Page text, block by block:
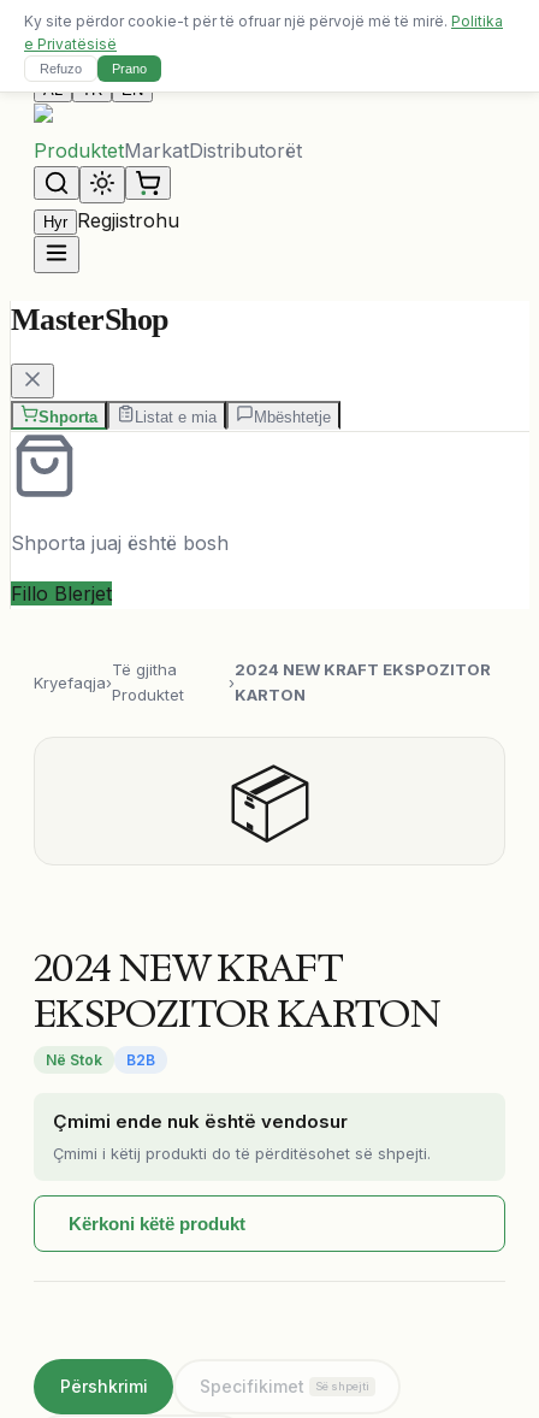
Dërgesa falas për porosi mbi 10,000 ALL
Na Kontaktoni
AL TR EN
ProduktetMarkatDistributorët
Hyr Regjistrohu
MasterShop
Shporta Listat e mia Mbështetje
Shporta juaj është bosh
Fillo Blerjet
Kryefaqja›
Të gjitha
Produktet
›
2024 NEW KRAFT EKSPOZITOR
KARTON
📦
2024 NEW KRAFT
EKSPOZITOR KARTON
Në Stok B2B
Çmimi ende nuk është vendosur
Çmimi i këtij produkti do të përditësohet së shpejti.
Kërkoni këtë produkt
Përshkrimi Specifikimet Së shpejti
Ky site përdor cookie-t për të ofruar një përvojë më të mirë. Politika
e Privatësisë
Refuzo Prano